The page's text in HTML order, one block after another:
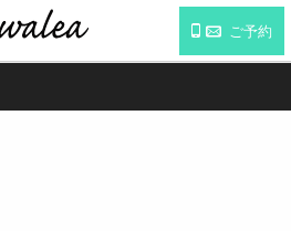
ご予約